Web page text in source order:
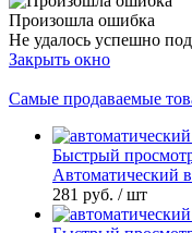
Произошла ошибка
Не удалось успешно
Закрыть окно
Самые продаваемые
Быстрый
Автоматический
281 руб. / шт